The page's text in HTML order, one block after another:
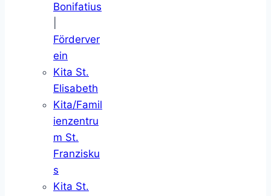
Bonifatius
Förderver
ein
Kita St.
Elisabeth
Kita/Famil
ienzentru
m St.
Franzisku
s
Kita St.